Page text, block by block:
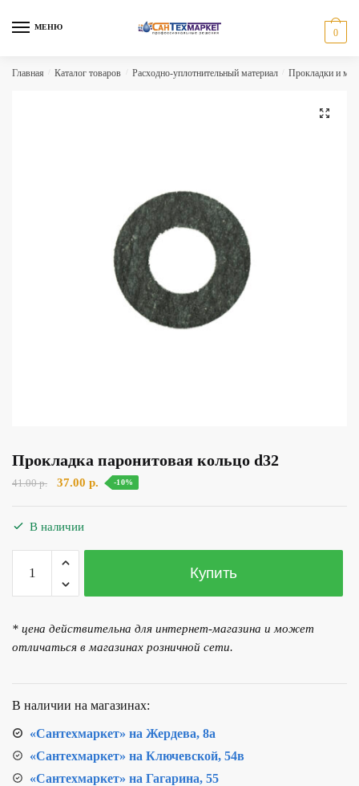
МЕНЮ
0
Главная Каталог товаров Расходно-уплотнительный материал Прокладки и
🔍
Прокладка паронитовая кольцо d32
41.00р.
Первоначальная
37.00 р. Текущая
-10%
В наличии
Количество
товара
Прокладка
кольцо
d32
Купить
* цена действительна для интернет-магазина и может
отличаться в магазинах розничной сети.
В наличии на магазинах:
«Сантехмаркет» на Жердева, 8а
«Сантехмаркет» на Ключевской, 54в
«Сантехмаркет» на Гагарина, 55